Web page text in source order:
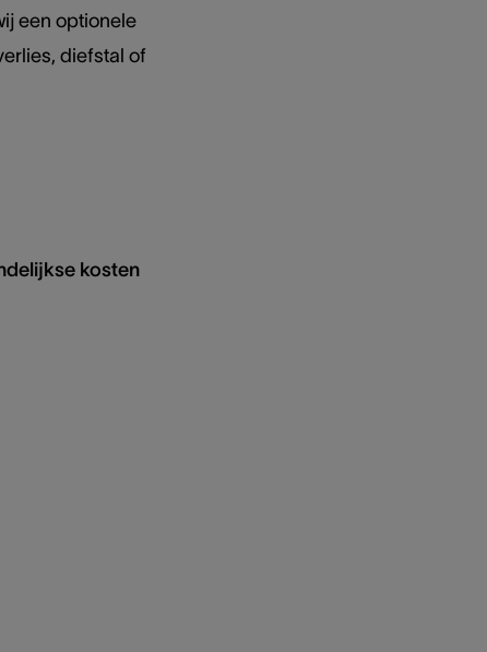
een optionele
diefstal of
kosten